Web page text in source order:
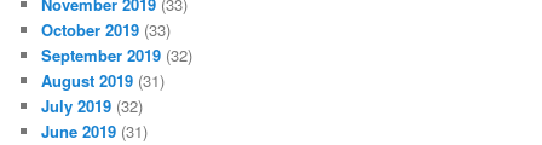
November 2019 (33)
October 2019 (33)
September 2019 (32)
August 2019 (31)
July 2019 (32)
June 2019 (31)